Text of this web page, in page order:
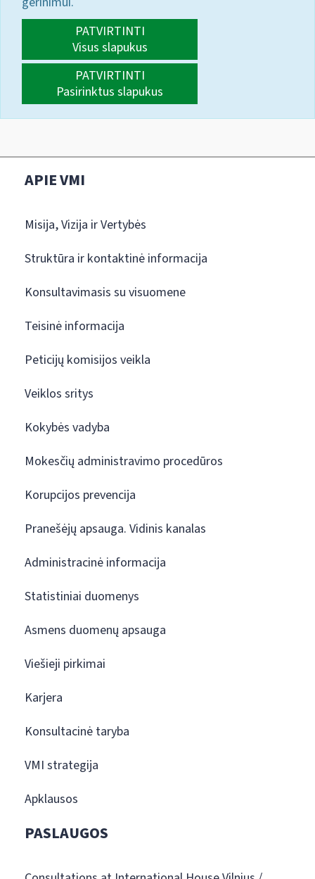
PATVIRTINTI
Visus slapukus
PATVIRTINTI
Pasirinktus slapukus
APIE VMI
Misija, Vizija ir Vertybės
Struktūra ir kontaktinė informacija
Konsultavimasis su visuomene
Teisinė informacija
Peticijų komisijos veikla
Veiklos sritys
Kokybės vadyba
Mokesčių administravimo procedūros
Korupcijos prevencija
Pranešėjų apsauga. Vidinis kanalas
Administracinė informacija
Statistiniai duomenys
Asmens duomenų apsauga
Viešieji pirkimai
Karjera
Konsultacinė taryba
VMI strategija
Apklausos
PASLAUGOS